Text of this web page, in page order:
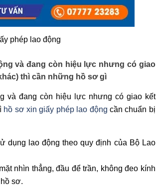
phép lao động
và đang còn hiệu lực nhưng có giao
thì cần những hồ sơ gì
và đang còn hiệu lực nhưng có giao kết
hồ sơ xin giấy phép lao động cần chuẩn bị
dụng lao động theo quy định của Bộ Lao
nhìn thẳng, đầu để trần, không đeo kính
sơ.